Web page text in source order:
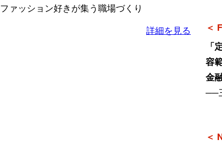
ファッション好きが集う職場づくり
詳細を見る
＜
「
容
金
──
＜